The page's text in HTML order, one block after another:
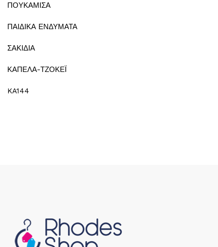
ΠΟΥΚΑΜΙΣΑ
ΠΑΙΔΙΚΑ ΕΝΔΥΜΑΤΑ
ΣΑΚΙΔΙΑ
ΚΑΠΕΛΑ-ΤΖΟΚΕΪ
KA144